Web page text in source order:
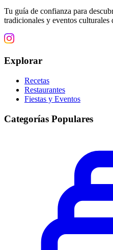
Tu guía de confianza para
tradicionales y eventos
Explorar
Recetas
Restaurantes
Fiestas y Eventos
Categorías Populares